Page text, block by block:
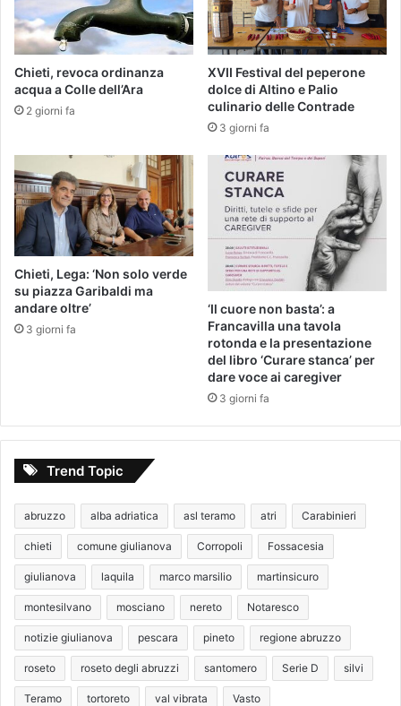
Chieti, revoca ordinanza
acqua a Colle dell’Ara
2 giorni fa
XVII Festival del peperone
dolce di Altino e Palio
culinario delle Contrade
3 giorni fa
Chieti, Lega: ‘Non solo verde
su piazza Garibaldi ma
andare oltre’
3 giorni fa
‘Il cuore non basta’: a
Francavilla una tavola
rotonda e la presentazione
del libro ‘Curare stanca’ per
dare voce ai caregiver
3 giorni fa
Trend Topic
abruzzo alba adriatica asl teramo atri Carabinieri
chieti comune giulianova Corropoli Fossacesia
giulianova laquila marco marsilio martinsicuro
montesilvano mosciano nereto Notaresco
notizie giulianova pescara pineto regione abruzzo
roseto roseto degli abruzzi santomero Serie D silvi
Teramo tortoreto val vibrata Vasto